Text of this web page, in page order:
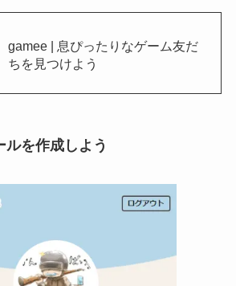
gamee | 息ぴったりなゲーム友だ
ちを見つけよう
ルを作成しよう